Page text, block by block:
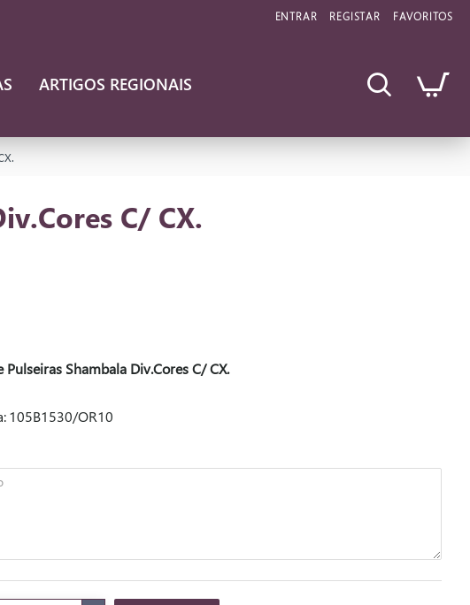
ENTRAR REGISTAR FAVORITOS
ARTIGOS REGIONAIS
C/ CX.
Pulseiras Shambala Div.Cores C/ CX.
105B1530/OR10